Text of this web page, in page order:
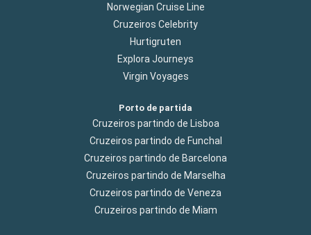
Norwegian Cruise Line
Cruzeiros Celebrity
Hurtigruten
Explora Journeys
Virgin Voyages
Porto de partida
Cruzeiros partindo de Lisboa
Cruzeiros partindo de Funchal
Cruzeiros partindo de Barcelona
Cruzeiros partindo de Marselha
Cruzeiros partindo de Veneza
Cruzeiros partindo de Miam